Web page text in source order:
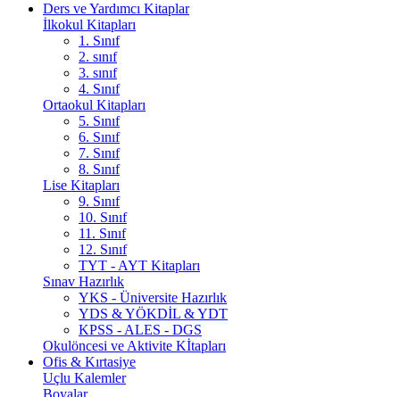
Ders ve Yardımcı Kitaplar
İlkokul Kitapları
1. Sınıf
2. sınıf
3. sınıf
4. Sınıf
Ortaokul Kitapları
5. Sınıf
6. Sınıf
7. Sınıf
8. Sınıf
Lise Kitapları
9. Sınıf
10. Sınıf
11. Sınıf
12. Sınıf
TYT - AYT Kitapları
Sınav Hazırlık
YKS - Üniversite Hazırlık
YDS & YÖKDİL & YDT
KPSS - ALES - DGS
Okulöncesi ve Aktivite Kİtapları
Ofis & Kırtasiye
Uçlu Kalemler
Boyalar